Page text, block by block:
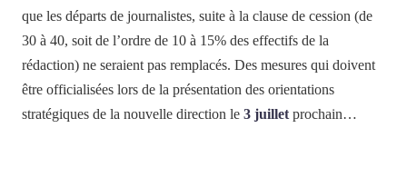
que les départs de journalistes, suite à la clause de cession (de
30 à 40, soit de l’ordre de 10 à 15% des effectifs de la
rédaction) ne seraient pas remplacés. Des mesures qui doivent
être officialisées lors de la présentation des orientations
stratégiques de la nouvelle direction le 3 juillet prochain…